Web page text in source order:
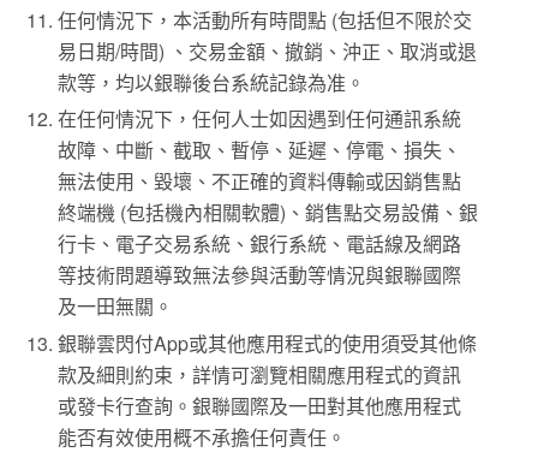
任何情況下，本活動所有時間點 (包括但不限於交
易日期/時間) 、交易金額、撤銷、沖正、取消或退
款等，均以銀聯後台系統記錄為准。
在任何情況下，任何人士如因遇到任何通訊系統
故障、中斷、截取、暫停、延遲、停電、損失、
無法使用、毀壞、不正確的資料傳輸或因銷售點
終端機 (包括機內相關軟體)、銷售點交易設備、銀
行卡、電子交易系統、銀行系統、電話線及網路
等技術問題導致無法參與活動等情況與銀聯國際
及一田無關。
銀聯雲閃付App或其他應用程式的使用須受其他條
款及細則約束，詳情可瀏覽相關應用程式的資訊
或發卡行查詢。銀聯國際及一田對其他應用程式
能否有效使用概不承擔任何責任。